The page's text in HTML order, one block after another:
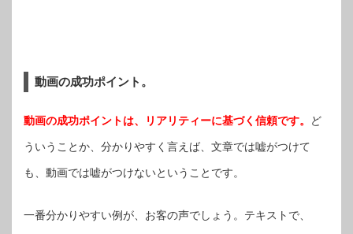
動画の成功ポイント。
動画の成功ポイントは、リアリティーに基づく信頼です。 ど
ういうことか、分かりやすく言えば、文章では嘘がつけて
も、動画では嘘がつけないということです。
一番分かりやすい例が、お客の声でしょう。テキストで、